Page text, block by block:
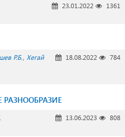
23.01.2022
1361
Р.Б. Хегай
18.08.2022 784
13.06.2023
808